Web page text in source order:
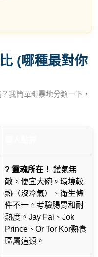
(哪種最對你
我簡單粗暴地分類一下，
? 靈魂所在！ 鑊氣無
敵，便宜大碗。環境較
熱（沒冷氣）、衛生條
件不一。考驗腸胃和耐
熱度。Jay Fai、Jok
Prince、Or Tor Kor熟食
區屬這類。